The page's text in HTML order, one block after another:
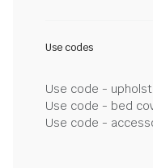
Use codes
Use code -
Use code - bed
Use code -